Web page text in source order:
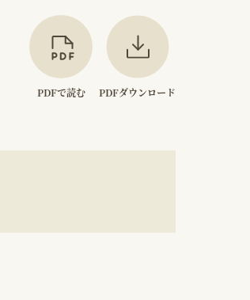
PDFで読む PDFダウンロード